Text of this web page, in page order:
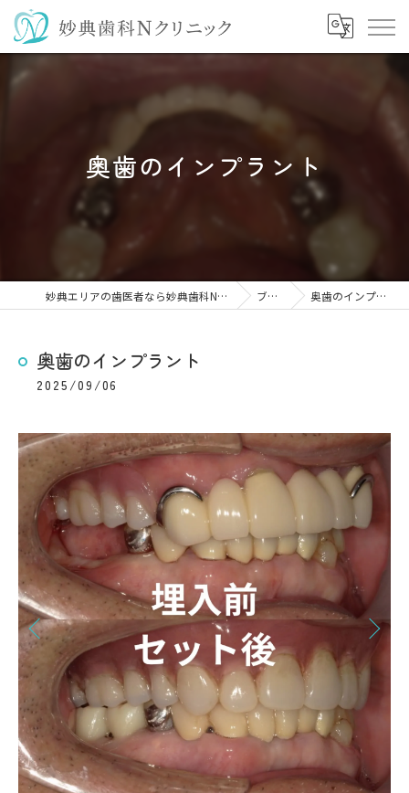
奥歯のインプラント
妙典エリアの歯医者なら妙典歯科Nクリニック ブログ 奥歯のインプラント
奥歯のインプラント
2025/09/06